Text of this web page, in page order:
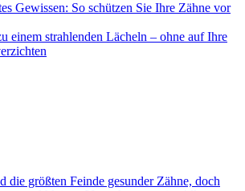
Gewissen: So schützen Sie Ihre Zähne vor
einem strahlenden Lächeln – ohne auf Ihre
die größten Feinde gesunder Zähne, doch